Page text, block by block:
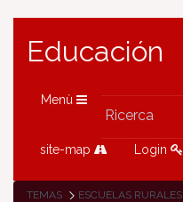
Educación
Menù
site-map Login
TEMAS ESCUELAS RURALES